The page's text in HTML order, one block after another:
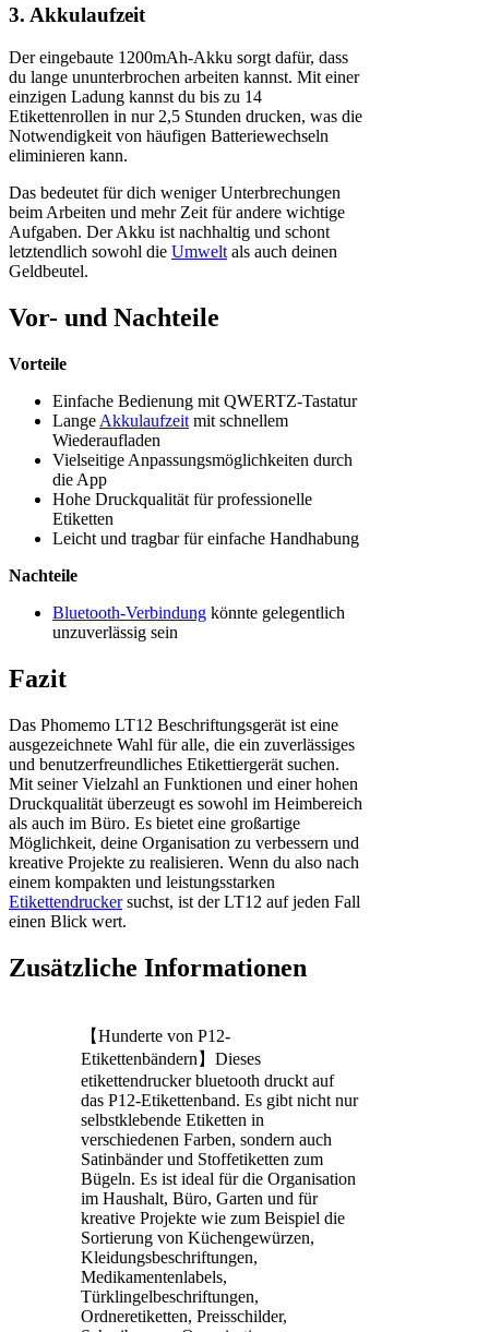
3. Akkulaufzeit
Der eingebaute 1200mAh-Akku sorgt dafür, dass
du lange ununterbrochen arbeiten kannst. Mit einer
einzigen Ladung kannst du bis zu 14
Etikettenrollen in nur 2,5 Stunden drucken, was die
Notwendigkeit von häufigen Batteriewechseln
eliminieren kann.
Das bedeutet für dich weniger Unterbrechungen
beim Arbeiten und mehr Zeit für andere wichtige
Aufgaben. Der Akku ist nachhaltig und schont
letztendlich sowohl die Umwelt als auch deinen
Geldbeutel.
Vor- und Nachteile
Vorteile
Einfache Bedienung mit QWERTZ-Tastatur
Lange Akkulaufzeit mit schnellem
Wiederaufladen
Vielseitige Anpassungsmöglichkeiten durch
die App
Hohe Druckqualität für professionelle
Etiketten
Leicht und tragbar für einfache Handhabung
Nachteile
Bluetooth-Verbindung könnte gelegentlich
unzuverlässig sein
Fazit
Das Phomemo LT12 Beschriftungsgerät ist eine
ausgezeichnete Wahl für alle, die ein zuverlässiges
und benutzerfreundliches Etikettiergerät suchen.
Mit seiner Vielzahl an Funktionen und einer hohen
Druckqualität überzeugt es sowohl im Heimbereich
als auch im Büro. Es bietet eine großartige
Möglichkeit, deine Organisation zu verbessern und
kreative Projekte zu realisieren. Wenn du also nach
einem kompakten und leistungsstarken
Etikettendruckersuchst, ist der LT12 auf jeden Fall
einen Blick wert.
Zusätzliche Informationen
【Hunderte von P12-
Etikettenbändern】Dieses
etikettendrucker bluetooth druckt auf
das P12-Etikettenband. Es gibt nicht nur
selbstklebende Etiketten in
verschiedenen Farben, sondern auch
Satinbänder und Stoffetiketten zum
Bügeln. Es ist ideal für die Organisation
im Haushalt, Büro, Garten und für
kreative Projekte wie zum Beispiel die
Sortierung von Küchengewürzen,
Kleidungsbeschriftungen,
Medikamentenlabels,
Türklingelbeschriftungen,
Ordneretiketten, Preisschilder,